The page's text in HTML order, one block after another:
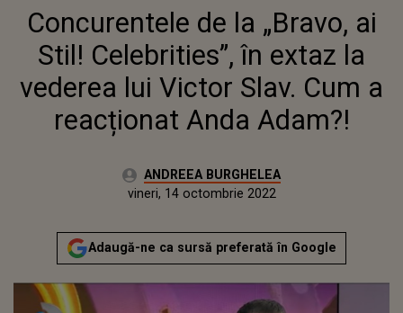
AI STIL! CELEBRITIES”, ÎN EXTAZ
LA VEDEREA LUI VICTOR SLAV.
CUM A REACȚIONAT ANDA
ADAM?!
Concurentele de la „Bravo, ai
Stil! Celebrities”, în extaz la
vederea lui Victor Slav. Cum a
reacționat Anda Adam?!
Autor:ANDREEA BURGHELEA
joi, 14 octombrie 2021Actualizat:
vineri, 14 octombrie 2022
Adaugă-ne ca sursă preferată în Google